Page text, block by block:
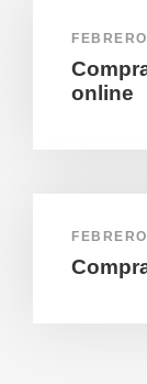
online